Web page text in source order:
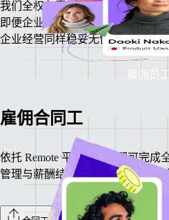
我们全权负责当地薪资发放、税务
即便企业尚未在当地设立经营主体
企业经营同样稳妥无忧。
雇佣员
雇佣合同工
依托 Remote 平台，一键即可完成
管理与薪酬结算。全程免费，无